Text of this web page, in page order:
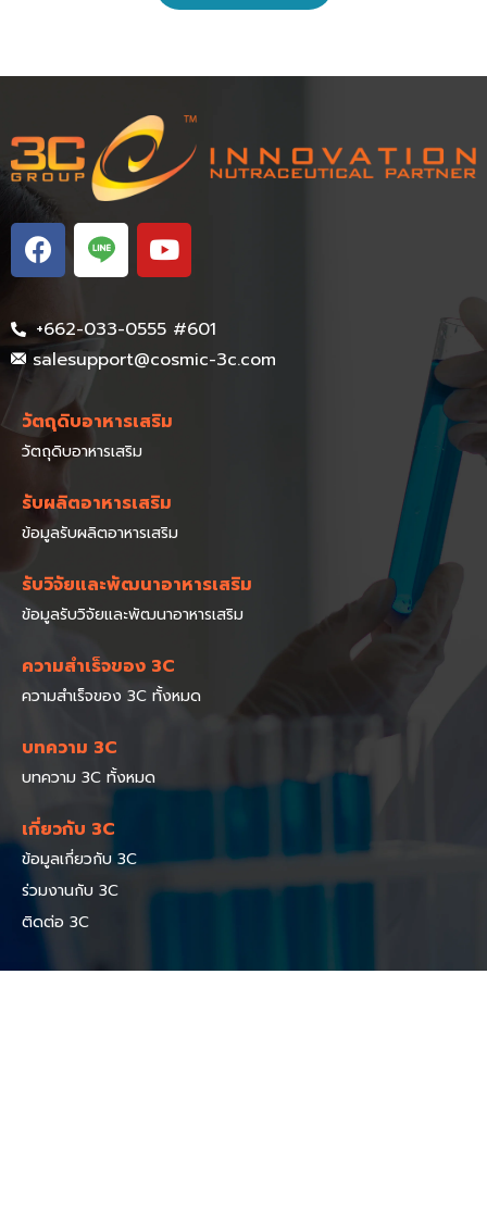
+662-033-0555 #601
salesupport@cosmic-3c.com
วัตถุดิบอาหารเสริม
วัตถุดิบอาหารเสริม
รับผลิตอาหารเสริม
ข้อมูลรับผลิตอาหารเสริม
รับวิจัยและพัฒนาอาหารเสริม
ข้อมูลรับวิจัยและพัฒนาอาหารเสริม
ความสำเร็จของ 3C
ความสำเร็จของ 3C ทั้งหมด
บทความ 3C
บทความ 3C ทั้งหมด
เกี่ยวกับ 3C
ข้อมูลเกี่ยวกับ 3C
ร่วมงานกับ 3C
ติดต่อ 3C